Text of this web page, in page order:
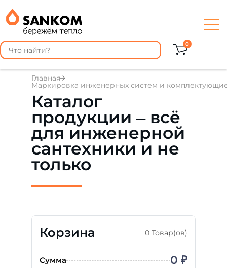
0
Главная
Маркировка инженерных систем и
Каталог
продукции – всё
для инженерной
сантехники и не
только
Корзина 0 Товар(ов)
Сумма 0 ₽